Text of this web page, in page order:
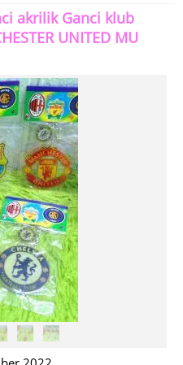
akrilik Ganci klub
UNITED MU